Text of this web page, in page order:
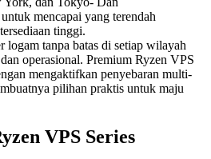
mencapai yang terendah
tinggi.
logam tanpa batas di setiap wilayah
operasional. Premium Ryzen VPS
mengaktifkan penyebaran multi-
pilihan praktis untuk maju
VPS Series